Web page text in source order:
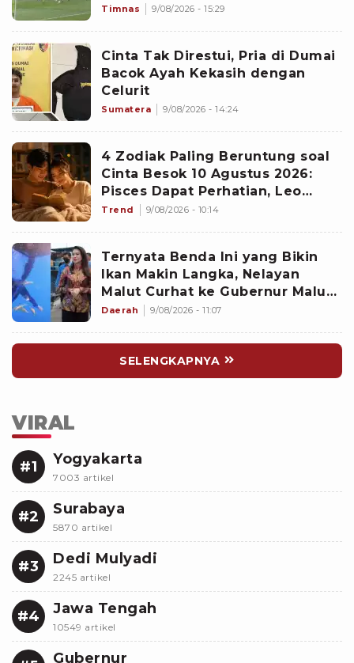
Timnas 9/08/2026 - 15:29
Cinta Tak Direstui, Pria di Dumai
Bacok Ayah Kekasih dengan
Celurit
Sumatera 9/08/2026 - 14:24
4 Zodiak Paling Beruntung soal
Cinta Besok 10 Agustus 2026:
Pisces Dapat Perhatian, Leo
Makin Dekat dengan Si Dia
Trend 9/08/2026 - 10:14
Ternyata Benda Ini yang Bikin
Ikan Makin Langka, Nelayan
Malut Curhat ke Gubernur Malut
Sherly Tjoanda soal Rumpon
Daerah 9/08/2026 - 11:07
SELENGKAPNYA
VIRAL
#1 Yogyakarta
7003 artikel
#2 Surabaya
5870 artikel
#3 Dedi Mulyadi
2245 artikel
#4 Jawa Tengah
10549 artikel
Gubernur